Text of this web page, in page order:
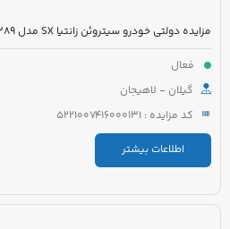
فعال
گیلان - لاهیجان
کد مزایده : 5221007416000131
اطلاعات بیشتر